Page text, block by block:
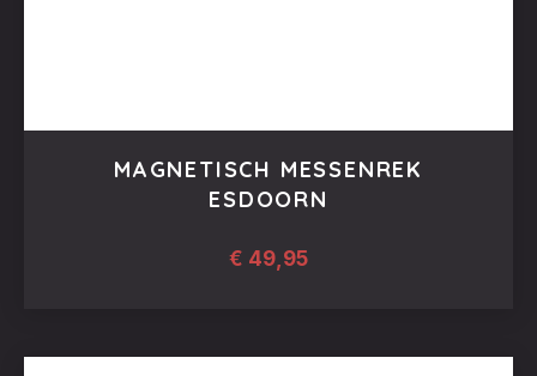
MAGNETISCH MESSENREK
ESDOORN
€ 49,95